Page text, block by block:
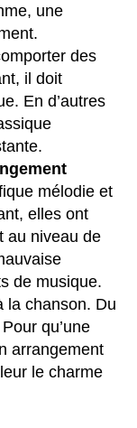
une
des
il doit
En d’autres
mélodie et
elles ont
au niveau de
de musique.
la chanson. Du
qu’une
arrangement
le charme